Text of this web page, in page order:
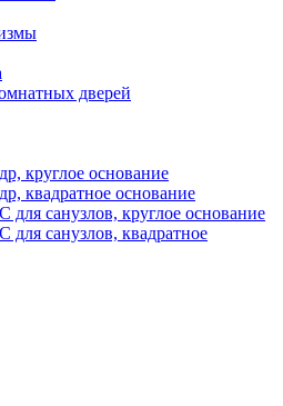
дверей
круглое основание
квадратное основание
для санузлов, круглое основание
для санузлов, квадратное